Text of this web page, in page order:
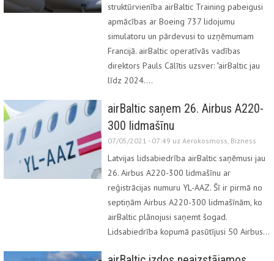
struktūrvienība airBaltic Training pabeigusi
apmācības ar Boeing 737 lidojumu
simulatoru un pārdevusi to uzņēmumam
Francijā. airBaltic operatīvās vadības
direktors Pauls Cālītis uzsver: "airBaltic jau
līdz 2024.…
airBaltic saņem 26. Airbus A220-
300 lidmašīnu
07/05/2021 - 07:49 uz Aerokosmoss, Bizness
Latvijas lidsabiedrība airBaltic saņēmusi jau
26. Airbus A220-300 lidmašīnu ar
reģistrācijas numuru YL-AAZ. Šī ir pirmā no
septiņām Airbus A220-300 lidmašīnām, ko
airBaltic plānojusi saņemt šogad.
Lidsabiedrība kopumā pasūtījusi 50 Airbus…